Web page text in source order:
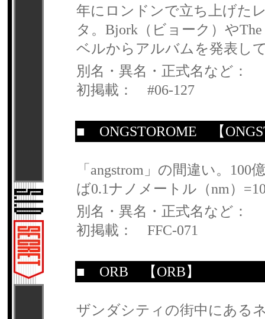
年にロンドンで立ち上げた
タ。Bjork（ビョーク）や
ベルからアルバムを発表し
別名・異名・正式名など：
初掲載： #06-127
■ ONGSTOROME 【
「angstrom」の間違い。
ば0.1ナノメートル（nm）
別名・異名・正式名など：
初掲載： FFC-071
■ ORB 【ORB】
ザンダシティの街中にある